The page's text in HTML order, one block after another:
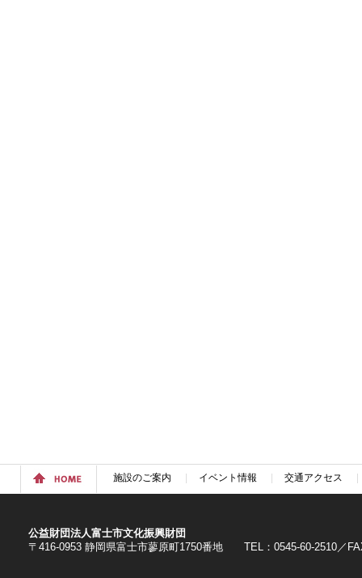
施設のご案内 イベント情報 交通アクセス
公益財団法人富士市文化振興財団
〒416-0953 静岡県富士市蓼原町1750番地 TEL：0545-60-2510／